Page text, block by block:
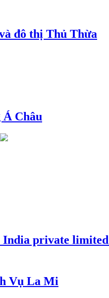
đô thị Thủ Thừa
Châu
India private
Vụ La Mi